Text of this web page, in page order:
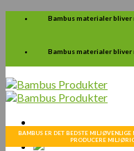
Skip
Bambus materialer
Bambus materialer
BAMBUS ER DET BEDSTE
PRODUCERE